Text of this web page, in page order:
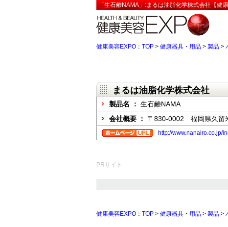
「生石鹸NAMA」:まるは油脂化学株式会社【健
健康美容EXPO：TOP > 健康器具・用品 > 製品 >
まるは油脂化学株式会社
製品名 ： 生石鹸NAMA
会社概要 ： 〒830-0002 福岡県久留
http://www.nanairo.co.jp/
PRサイト
健康美容EXPO：TOP > 健康器具・用品 > 製品 >